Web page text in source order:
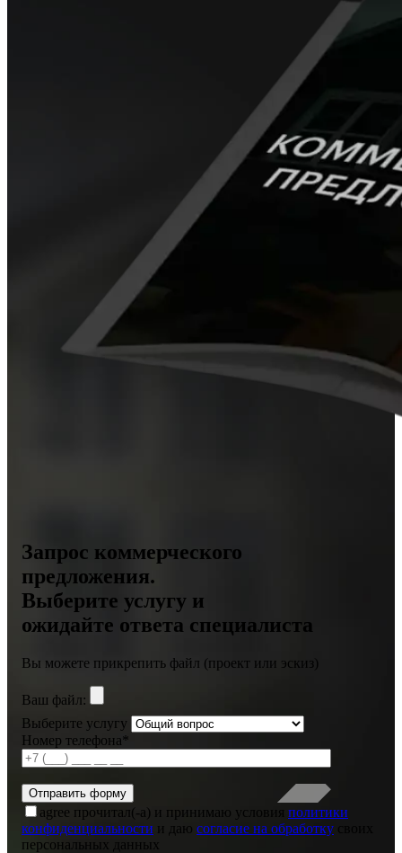
Запрос коммерческого
предложения.
Выберите услугу и
ожидайте ответа специалиста
Вы можете прикрепить файл (проект или эскиз)
Ваш файл:
Выберите услугу
Номер телефона*
agree прочитал(-а) и принимаю условия политики
конфиденциальности и даю согласие на обработку
персональных данных